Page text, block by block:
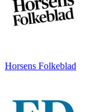
Horsens Folkeblad